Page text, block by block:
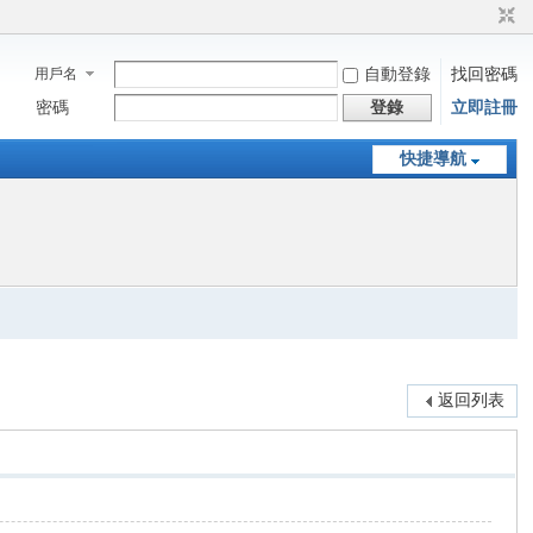
用戶名 自動登錄
找回密碼
密碼
登錄 立即註冊
快捷導航
返回列表